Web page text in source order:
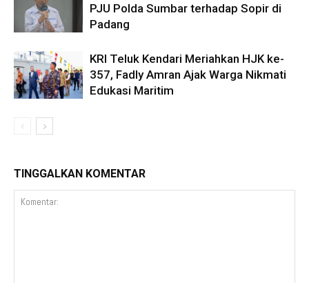
PJU Polda Sumbar terhadap Sopir di
Padang
KRI Teluk Kendari Meriahkan HJK ke-
357, Fadly Amran Ajak Warga Nikmati
Edukasi Maritim
TINGGALKAN KOMENTAR